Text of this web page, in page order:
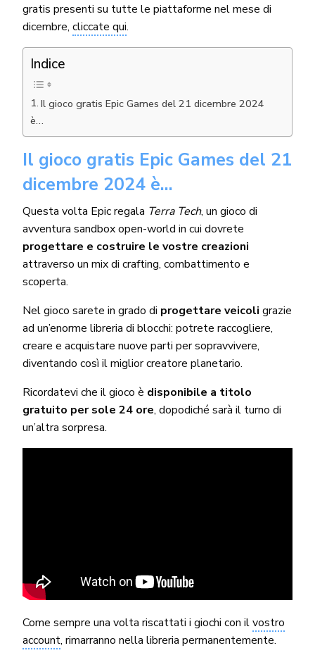
gratis presenti su tutte le piattaforme nel mese di
dicembre, cliccate qui.
Indice
Il gioco gratis Epic Games del 21 dicembre 2024
è…
Il gioco gratis Epic Games del 21
dicembre 2024 è…
Questa volta Epic regala Terra Tech, un gioco di
avventura sandbox open-world in cui dovrete
progettare e costruire le vostre creazioni
attraverso un mix di crafting, combattimento e
scoperta.
Nel gioco sarete in grado di progettare veicoli grazie
ad un’enorme libreria di blocchi: potrete raccogliere,
creare e acquistare nuove parti per sopravvivere,
diventando così il miglior creatore planetario.
Ricordatevi che il gioco è disponibile a titolo
gratuito per sole 24 ore, dopodiché sarà il turno di
un’altra sorpresa.
Come sempre una volta riscattati i giochi con ilvostro
account, rimarranno nella libreria permanentemente.